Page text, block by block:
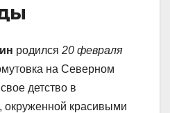
родился 20 февраля
на Северном
детство в
окруженной красивыми